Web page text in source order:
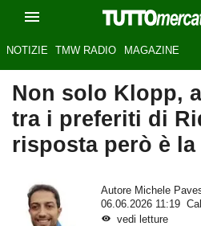
NOTIZIE TMW RADIO MAGAZINE
Non solo Klopp,
tra i preferiti di
risposta però è la
Autore Michele
06.06.2026 11:19
vedi letture